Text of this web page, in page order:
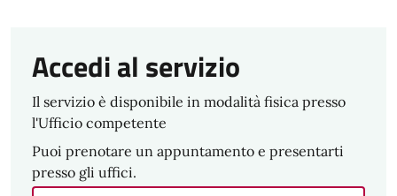
Accedi al servizio
Il servizio è disponibile in modalità fisica presso
l'Ufficio competente
Puoi prenotare un appuntamento e presentarti
presso gli uffici.